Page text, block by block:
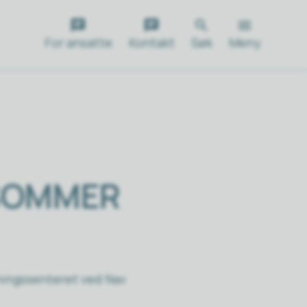
For ansatte Kontakt Søk Meny
ved Nav